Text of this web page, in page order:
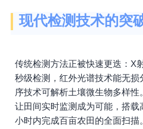
现代检测技术的突
传统检测方法正被快速更迭：X
秒级检测，红外光谱技术能无损
序技术可解析土壤微生物多样
让田间实时监测成为可能，搭载
小时内完成百亩农田的全面扫描